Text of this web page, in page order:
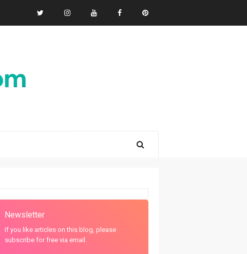
Newsletter
If you like articles on this blog, please
subscribe for free via email.